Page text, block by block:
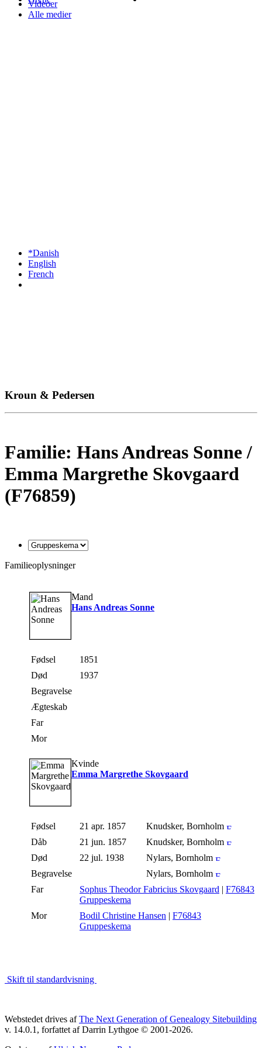
Videoer
Alle medier
*Danish
English
French
Kroun & Pedersen
Familie: Hans Andreas Sonne /
Emma Margrethe Skovgaard
(F76859)
Familieoplysninger
Mand
Hans Andreas Sonne
Fødsel
1851
Død
1937
Begravelse
Ægteskab
Far
Mor
Kvinde
Emma Margrethe Skovgaard
Fødsel 21 apr. 1857
Knudsker, Bornholm
Dåb
21 jun. 1857
Knudsker, Bornholm
Død
22 jul. 1938
Nylars, Bornholm
Begravelse
Nylars, Bornholm
Far
Sophus Theodor Fabricius Skovgaard | F76843
Gruppeskema
Mor
Bodil Christine Hansen | F76843
Gruppeskema
Skift til standardvisning
Webstedet drives afThe Next Generation of Genealogy Sitebuilding
v. 14.0.1, forfattet af Darrin Lythgoe © 2001-2026.